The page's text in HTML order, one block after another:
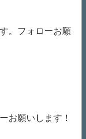
。フォローお願
お願いします！